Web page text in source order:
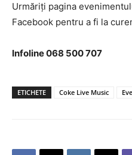
Urmăriți pagina
Facebook pentru a fi la
Infoline 068 500 707
ETICHETE Coke Live Music